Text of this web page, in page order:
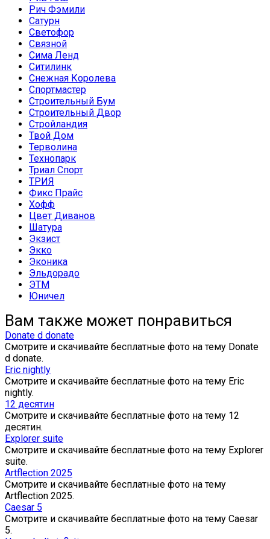
Рич Фэмили
Сатурн
Светофор
Связной
Сима Ленд
Ситилинк
Снежная Королева
Спортмастер
Строительный Бум
Строительный Двор
Стройландия
Твой Дом
Терволина
Технопарк
Триал Спорт
ТРИЯ
Фикс Прайс
Хофф
Цвет Диванов
Шатура
Экзист
Экко
Эконика
Эльдорадо
ЭТМ
Юничел
Вам также может понравиться
Donate d donate
Смотрите и скачивайте бесплатные фото на тему Donate
d donate.
Eric nightly
Смотрите и скачивайте бесплатные фото на тему Eric
nightly.
12 десятин
Смотрите и скачивайте бесплатные фото на тему 12
десятин.
Explorer suite
Смотрите и скачивайте бесплатные фото на тему Explorer
suite.
Artflection 2025
Смотрите и скачивайте бесплатные фото на тему
Artflection 2025.
Caesar 5
Смотрите и скачивайте бесплатные фото на тему Caesar
5.